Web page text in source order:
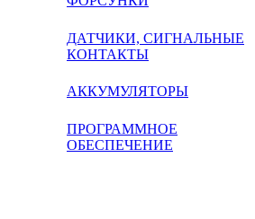
ДАТЧИКИ, СИГНАЛЬНЫЕ
КОНТАКТЫ
АККУМУЛЯТОРЫ
ПРОГРАММНОЕ
ОБЕСПЕЧЕНИЕ